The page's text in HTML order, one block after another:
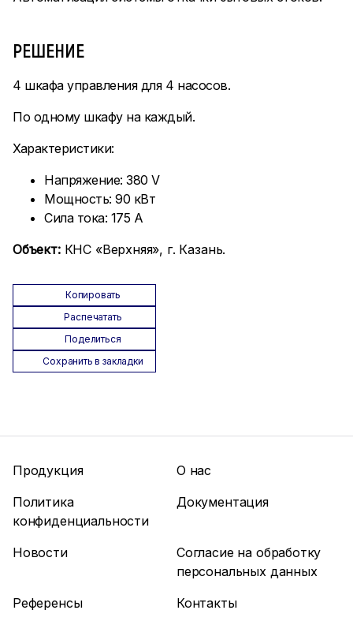
РЕШЕНИЕ
4 шкафа управления для 4 насосов.
По одному шкафу на каждый.
Характеристики:
Напряжение: 380 V
Мощность: 90 кВт
Сила тока: 175 А
Объект: КНС «Верхняя», г. Казань.
Копировать
Распечатать
Поделиться
Сохранить в закладки
Продукция
О нас
Политика
конфиденциальности
Документация
Новости
Согласие на обработку
персональных данных
Референсы
Контакты